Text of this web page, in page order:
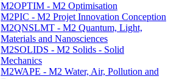
M2OPTIM - M2 Optimisation
M2PIC - M2 Projet Innovation Conception
M2QNSLMT - M2 Quantum, Light,
Materials and Nanosciences
M2SOLIDS - M2 Solids - Solid
Mechanics
M2WAPE - M2 Water, Air, Pollution and